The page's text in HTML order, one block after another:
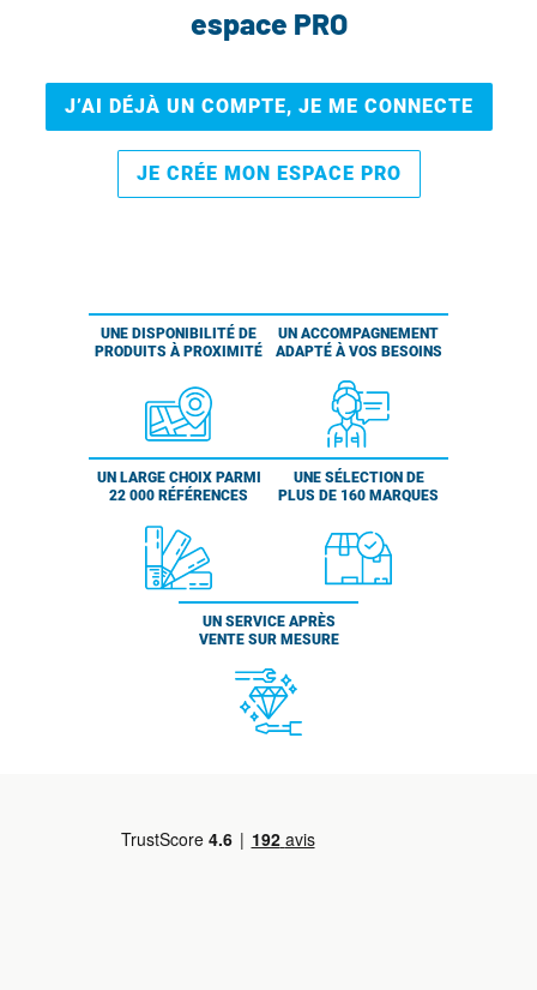
espace PRO
J’AI DÉJÀ UN COMPTE, JE ME CONNECTE
JE CRÉE MON ESPACE PRO
UNE DISPONIBILITÉ DE
PRODUITS À PROXIMITÉ
UN ACCOMPAGNEMENT
ADAPTÉ À VOS BESOINS
UN LARGE CHOIX PARMI
22 000 RÉFÉRENCES
UNE SÉLECTION DE
PLUS DE 160 MARQUES
UN SERVICE APRÈS
VENTE SUR MESURE